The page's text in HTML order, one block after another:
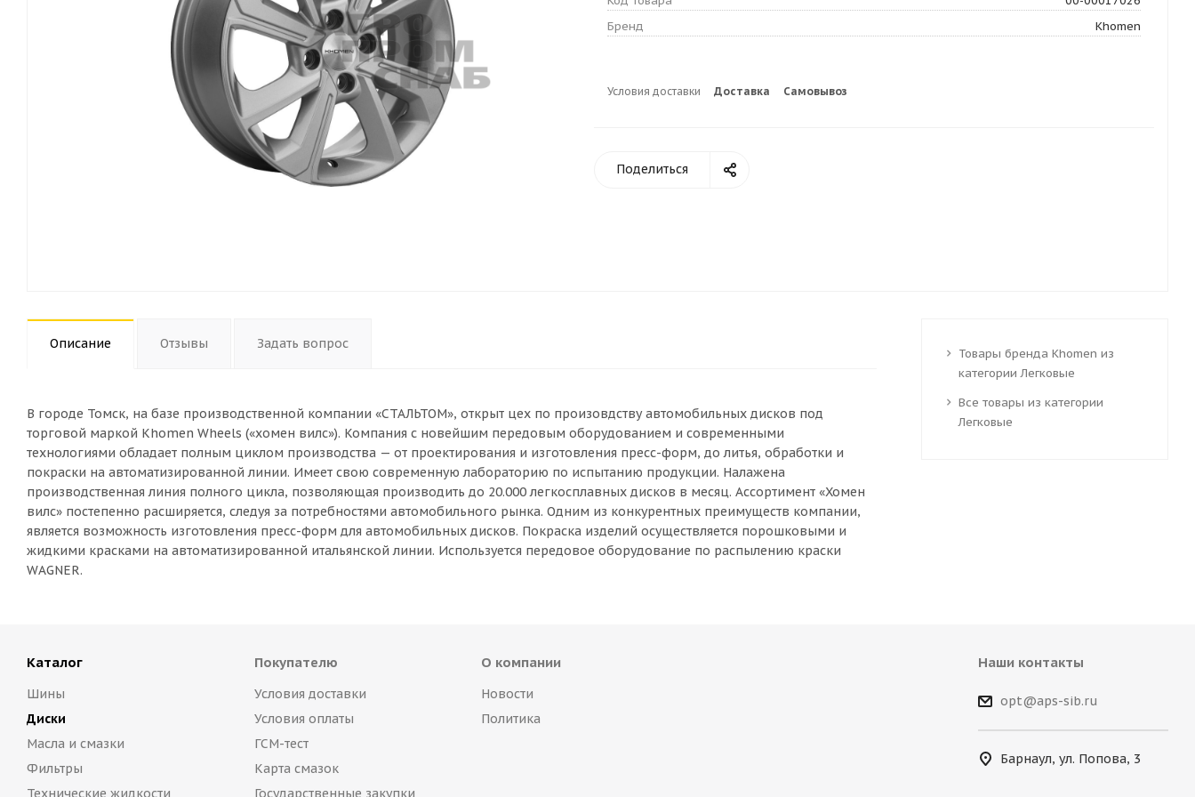
Бренд
Khomen
Условия доставки Доставка Самовывоз
Поделиться
Описание Отзывы Задать вопрос
В городе Томск, на базе производственной компании «СТАЛЬТОМ», открыт цех по произовдству автомобильных дисков под
торговой маркой Khomen Wheels («хомен вилс»). Компания с новейшим передовым оборудованием и современными
технологиями обладает полным циклом производства — от проектирования и изготовления пресс-форм, до литья, обработки и
покраски на автоматизированной линии. Имеет свою современную лабораторию по испытанию продукции. Налажена
производственная линия полного цикла, позволяющая производить до 20.000 легкосплавных дисков в месяц. Ассортимент «Хомен
вилс» постепенно расширяется, следуя за потребностями автомобильного рынка. Одним из конкурентных преимуществ компании,
является возможность изготовления пресс-форм для автомобильных дисков. Покраска изделий осуществляется порошковыми и
жидкими красками на автоматизированной итальянской линии. Используется передовое оборудование по распылению краски
WAGNER.
Товары бренда Khomen из
категории Легковые
Все товары из категории
Легковые
Каталог
Шины
Диски
Масла и смазки
Фильтры
Технические жидкости
Покупателю
Условия доставки
Условия оплаты
ГСМ-тест
Карта смазок
Государственные закупки
О компании
Новости
Политика
Наши контакты
opt@aps-sib.ru
Барнаул, ул. Попова, 3